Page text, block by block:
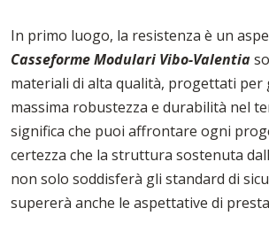
In primo luogo, la resistenza è un
Casseforme Modulari Vibo-Valentia
materiali di alta qualità, progettati per
massima robustezza e durabilità nel
significa che puoi affrontare ogni
certezza che la struttura sostenuta
non solo soddisferà gli standard di
supererà anche le aspettative di